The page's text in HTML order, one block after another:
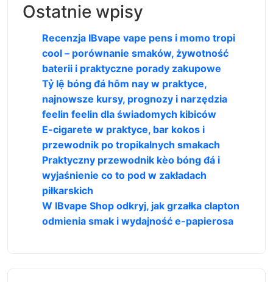
Ostatnie wpisy
Recenzja IBvape vape pens i momo tropi
cool – porównanie smaków, żywotność
baterii i praktyczne porady zakupowe
Tỷ lệ bóng đá hôm nay w praktyce,
najnowsze kursy, prognozy i narzędzia
feelin feelin dla świadomych kibiców
E-cigarete w praktyce, bar kokos i
przewodnik po tropikalnych smakach
Praktyczny przewodnik kèo bóng đá i
wyjaśnienie co to pod w zakładach
piłkarskich
W IBvape Shop odkryj, jak grzałka clapton
odmienia smak i wydajność e-papierosa